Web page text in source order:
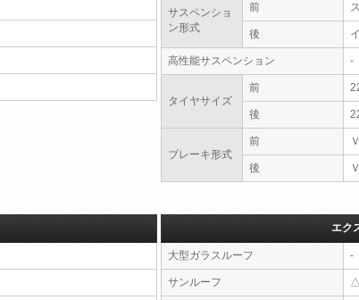
サスペンショ
ン形式
前
後
高性能サスペンション -
タイヤサイズ
前
後
ブレーキ形式
前
後
エク
大型ガラスルーフ -
サンルーフ △